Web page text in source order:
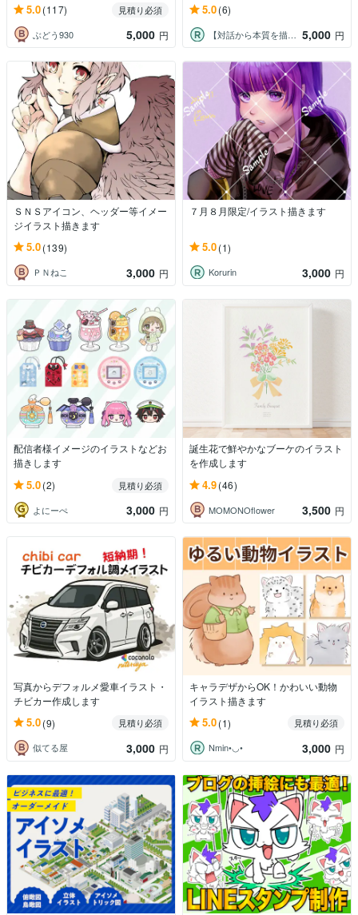
5.0(117)
見積り必須
ぶどう930
5,000 円
5.0(6)
【対話から本質を描くアーティスト】 寂琵 5,000 円
ＳＮＳアイコン、ヘッダー等イメー
ジイラスト描きます
5.0(139)
ＰＮねこ 3,000 円
７月８月限定/イラスト描きます
5.0(1)
Korurin 3,000 円
配信者様イメージのイラストなどお
描きします
5.0(2)
見積り必須
よにーぺ
3,000 円
誕生花で鮮やかなブーケのイラスト
を作成します
4.9(46)
MOMONOflower 3,500 円
写真からデフォルメ愛車イラスト・
チビカー作成します
5.0(9)
見積り必須
似てる屋
3,000 円
キャラデザからOK！かわいい動物
イラスト描きます
5.0(1)
見積り必須
Nmin•◡•
3,000 円